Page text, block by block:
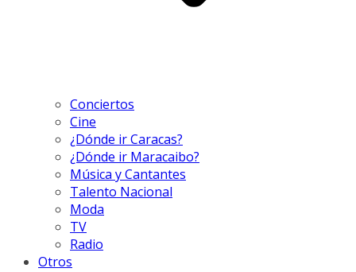
Conciertos
Cine
¿Dónde ir Caracas?
¿Dónde ir Maracaibo?
Música y Cantantes
Talento Nacional
Moda
TV
Radio
Otros